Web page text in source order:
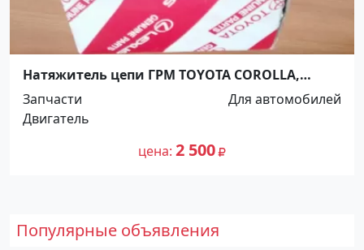
Натяжитель цепи ГРМ TOYOTA COROLLA,
AURIS, AVENSIS 1,2,3ZRFE 2007 Краснодар
Запчасти
Для автомобилей
Двигатель
цена 2 500
Популярные объявления